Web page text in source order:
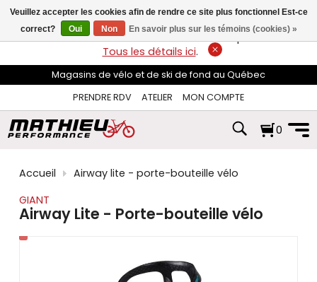
flèches
haut
et
pour
sélectionner
disponible.
Appuyez
pour
au
résultat
de
LIVRAISON GRATUITEsur les commandes de plus de 74$*.
Tous les détails ici.
Magasins de vélo et de ski de fond au Québec
PRENDRE RDV
ATELIER MON COMPTE
0
Accueil
Airway lite - porte-bouteille vélo
GIANT
Airway Lite - Porte-bouteille vélo
Veuillez accepter les cookies afin de rendre ce site plus fonctionnel Est-ce
correct?
Oui Non En savoir plus sur les témoins (cookies) »